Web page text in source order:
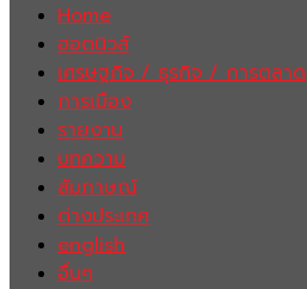
Home
ฮอตนิวส์
เศรษฐกิจ / ธุรกิจ / การตลาด
การเมือง
รายงาน
บทความ
สัมภาษณ์
ต่างประเทศ
english
อื่นๆ